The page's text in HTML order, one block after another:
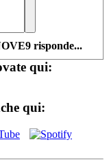
risponde...
qui:
qui: